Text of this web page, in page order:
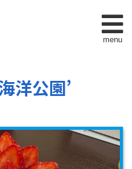
menu
洋公園’